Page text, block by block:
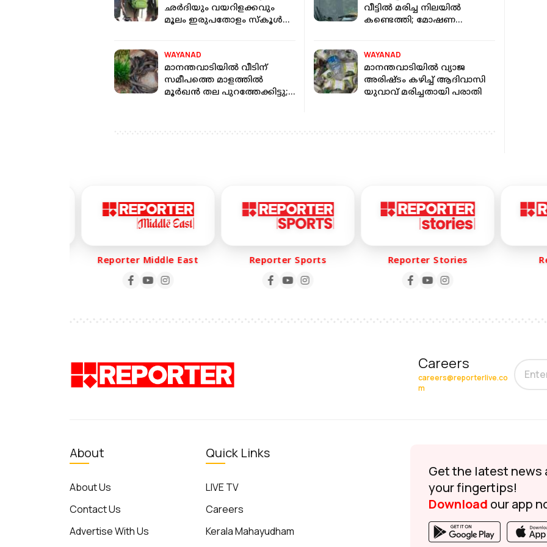
ഛര്‍ദിയും വയറിളക്കവും
മൂലം ഇരുപതോളം സ്‌കൂള്‍
വീട്ടിൽ മരിച്ച നിലയിൽ
കണ്ടെത്തി; മോഷണ
WAYANAD
മാനന്തവാടിയില്‍ വീടിന്
സമീപത്തെ മാളത്തിൽ
മൂര്‍ഖന്‍ തല പുറത്തേക്കിട്ടു;
WAYANAD
മാനന്തവാടിയില്‍ വ്യാജ
അരിഷ്ടം കഴിച്ച് ആദിവാസി
യുവാവ് മരിച്ചതായി പരാതി
Reporter Middle East Reporter Sports Reporter Stories
Careers
careers@reporterlive.co
m
About
About Us
Contact Us
Advertise With Us
Quick Links
LIVE TV
Careers
Kerala Mahayudham
Get the latest news
your fingertips!
Download our app